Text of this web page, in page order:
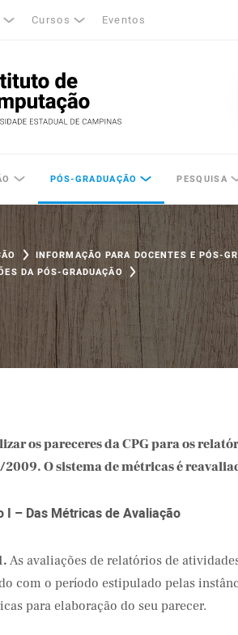
Cursos Eventos
Estadual de Campinas
PÓS-GRADUAÇÃO PESQUISA
INFORMAÇÃO PARA DOCENTES E PÓS-
DA PÓS-GRADUAÇÃO
os pareceres da CPG para os
2009. O sistema de métricas é
I – Das Métricas de Avaliação
As avaliações de relatórios de
com o período estipulado pelas
para elaboração do seu parecer.